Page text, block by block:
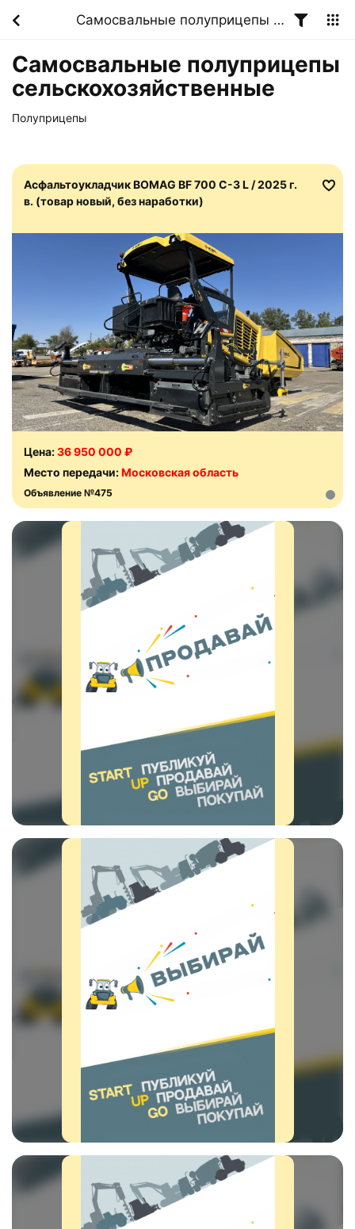
Самосвальные полуприцепы сельскохозяйственные
Самосвальные полуприцепы
сельскохозяйственные
Полуприцепы
Асфальтоукладчик BOMAG BF 700 C-3 L / 2025 г.
в. (товар новый, без наработки)
Цена:36 950 000 ₽
Место передачи:Московская область
Объявление №475